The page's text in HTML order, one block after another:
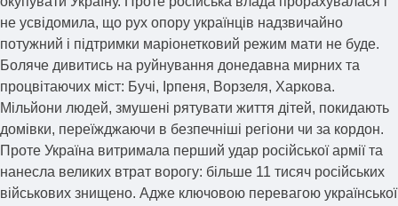
не усвідомила, що рух опору українців надзвичайно
потужний і підтримки маріонетковий режим мати не буде.
Боляче дивитись на руйнування донедавна мирних та
процвітаючих міст: Бучі, Ірпеня, Ворзеля, Харкова.
Мільйони людей, змушені рятувати життя дітей, покидають
домівки, переїжджаючи в безпечніші регіони чи за кордон.
Проте Україна витримала перший удар російської армії та
нанесла великих втрат ворогу: більше 11 тисяч російських
військових знищено. Адже ключовою перевагою української